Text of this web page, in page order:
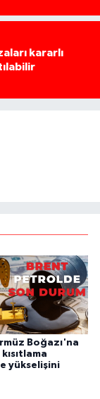
kararlı
Boğazı'na
yükselişini